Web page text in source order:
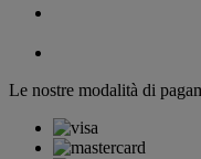
Le nostre modalità di